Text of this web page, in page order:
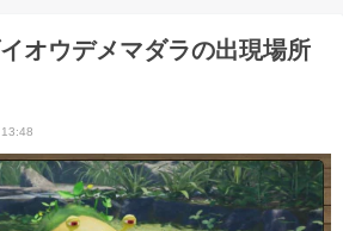
オウデメマダラの出現場所